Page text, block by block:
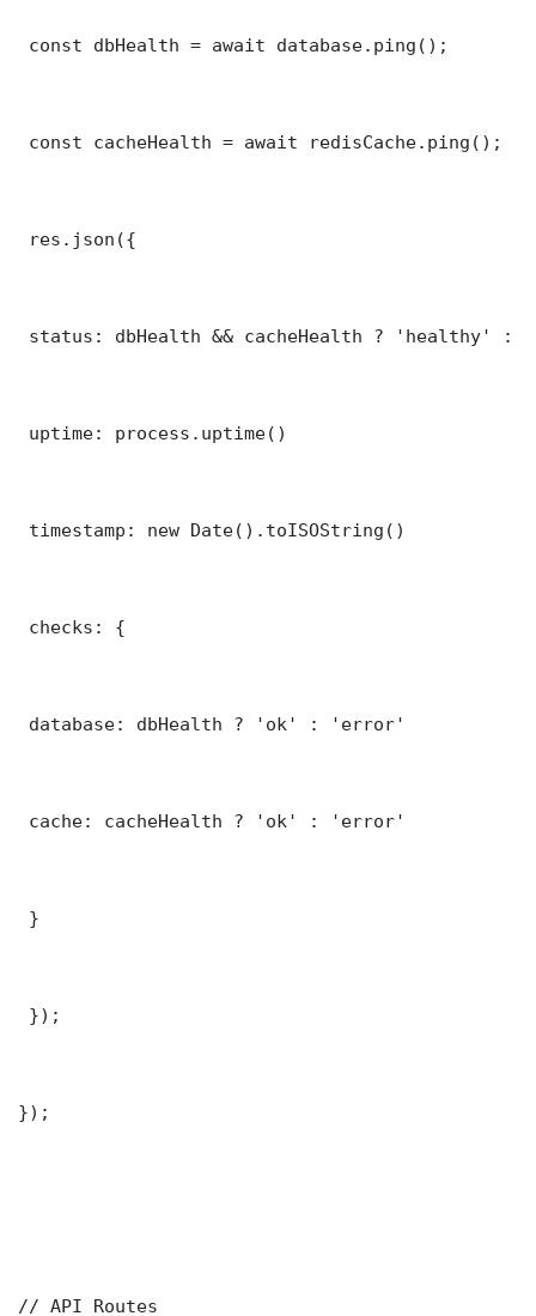
const dbHealth = await database.ping();
const cacheHealth = await redisCache.ping();
res.json({
status: dbHealth && cacheHealth ? 'healthy' :
uptime: process.uptime()
timestamp: new Date().toISOString()
checks: {
database: dbHealth ? 'ok' : 'error'
cache: cacheHealth ? 'ok' : 'error'
}
});
});
// API Routes